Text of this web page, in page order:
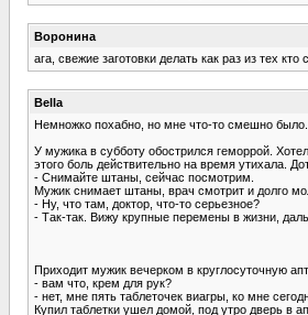
Воронина
ага, свежие заготовки делать как раз из тех кто
Bella
Немножко похабно, но мне что-то смешно было.
У мужика в субботу обострился геморрой.
этого боль действительно на время утихала.
- Снимайте штаны, сейчас посмотрим.
Мужик снимает штаны, врач смотрит и долго
- Ну, что там, доктор, что-то серьезное?
- Так-так. Вижу крупные перемены в жизни,
Приходит мужик вечерком в круглосуточную
- вам что, крем для рук?
- нет, мне пять таблеточек виагры, ко мне
Купил таблетки ушел домой, под утро дверь в